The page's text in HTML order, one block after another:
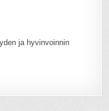
ja hyvinvoinnin